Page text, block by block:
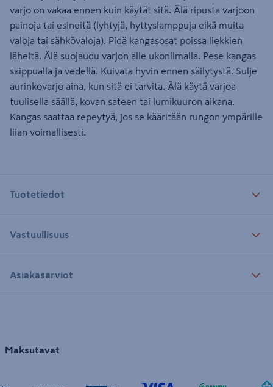
varjo on vakaa ennen kuin käytät sitä. Älä ripusta varjoon
painoja tai esineitä (lyhtyjä, hyttyslamppuja eikä muita
valoja tai sähkövaloja). Pidä kangasosat poissa liekkien
läheltä. Älä suojaudu varjon alle ukonilmalla. Pese kangas
saippualla ja vedellä. Kuivata hyvin ennen säilytystä. Sulje
aurinkovarjo aina, kun sitä ei tarvita. Älä käytä varjoa
tuulisella säällä, kovan sateen tai lumikuuron aikana.
Kangas saattaa repeytyä, jos se kääritään rungon ympärille
liian voimallisesti.
Tuotetiedot
Vastuullisuus
Asiakasarviot
Maksutavat